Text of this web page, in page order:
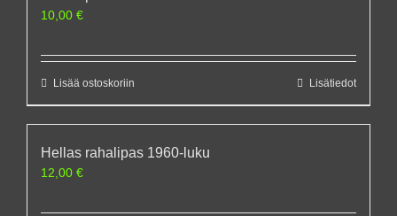
10,00 €
Lisää ostoskoriin Lisätiedot
Hellas rahalipas 1960-luku
12,00 €